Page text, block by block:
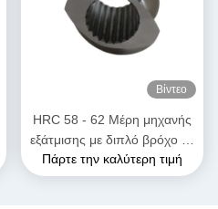
Βίντεο
HRC 58 - 62 Μέρη μηχανής
εξάτμισης με διπλό βρόχο με
στοιχεία εξάτμισης για
υψηλές θερμοκρασίες
Πάρτε την καλύτερη τιμή